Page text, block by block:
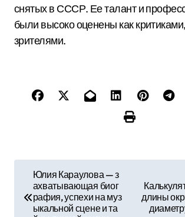
снятых в СССР. Ее талант и
были высоко оценены как
зрителями.
Юлия Караулова — з
ахватывающая биог
рафия, успехи на муз
ыкальной сцене и та
длины